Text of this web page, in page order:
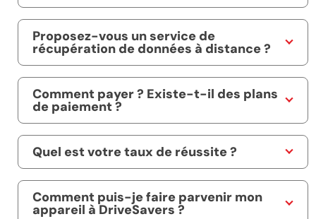
Proposez-vous un service de
récupération de données à distance ?
Comment payer ? Existe-t-il des plans
de paiement ?
Quel est votre taux de réussite ?
Comment puis-je faire parvenir mon
appareil à DriveSavers ?